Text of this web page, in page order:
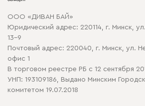
Политика конфиденциальности
Политика в отношении обработки cookie
ООО «ДИВАН БАЙ»
Юридический адрес: 220114, г. Минск,
13-9
Почтовый адрес: 220040, г. Минск, ул.
офис 1
В торговом реестре РБ с 12 сентября
УНП: 193109186, Выдано Минским
комитетом 19.07.2018